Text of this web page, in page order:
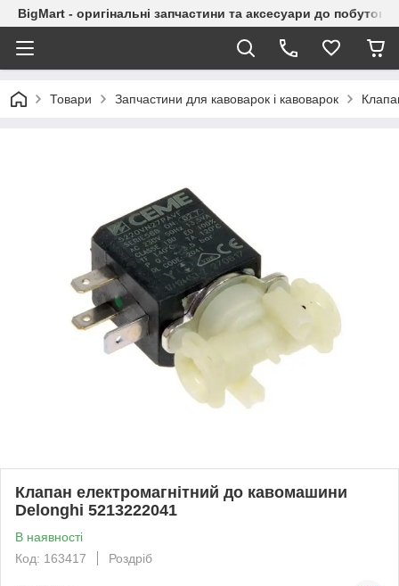
BigMart - оригінальні запчастини та аксесуари до побутової
Товари Запчастини для кавоварок і кавоварок
Клапан електромагнітний до кавомашини
Delonghi 5213222041
В наявності
Код: 163417
Роздріб